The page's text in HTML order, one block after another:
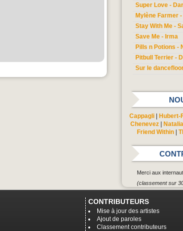
Super Love -
Mylène Farmer
Stay With Me -
Save Me - Irma
Pills n Potions -
Pitbull Terrier -
Sur le
Cappagli Hubert-
Chenevez|
Friend Within|
Merci aux
(classement sur
CONTRIBUTEURS
Mise à jour des artistes
Ajout de paroles
Classement contributeurs